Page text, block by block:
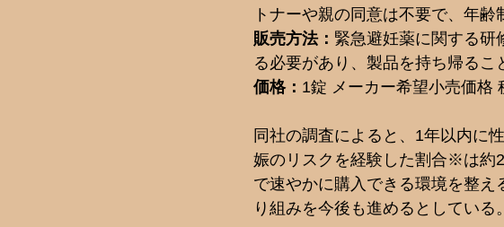
トナーや親の同意は不要で、年齢
販売方法： 緊急避妊薬に関する研
る必要があり、製品を持ち帰るこ
価格： 1錠 メーカー希望小売価格
同社の調査によると、1年以内に
娠のリスクを経験した割合※は約
で速やかに購入できる環境を整
り組みを今後も進めるとしている。